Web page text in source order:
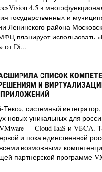
4.5 в
государственных и
Ленинского района
планирует использовать
от Di...
СПИСОК
И
Теко», системный
новых уникальных для
— Cloud IaaS и VBCA.
и пока единственной
возможными
партнерской программе